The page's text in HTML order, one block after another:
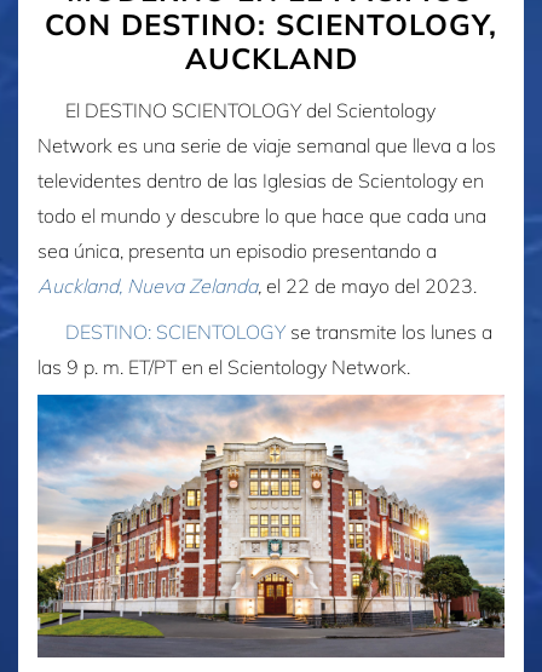
CON DESTINO: SCIENTOLOGY,
AUCKLAND
El DESTINO SCIENTOLOGY del Scientology
Network es una serie de viaje semanal que lleva a los
televidentes dentro de las Iglesias de Scientology en
todo el mundo y descubre lo que hace que cada una
sea única, presenta un episodio presentando a
Auckland, Nueva Zelanda, el 22 de mayo del 2023.
DESTINO: SCIENTOLOGY se transmite los lunes a
las 9 p. m. ET/PT en el Scientology Network.